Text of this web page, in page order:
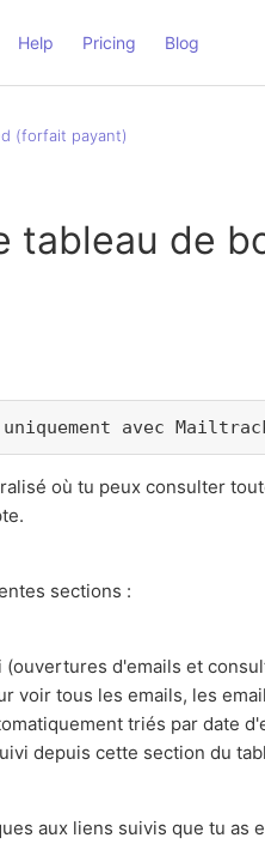
Help Pricing Blog
(forfait payant)
tableau de
avec
où tu peux consulter
sections :
d'emails et
voir tous les emails, les
triés par date
depuis cette section du
aux liens suivis que tu as